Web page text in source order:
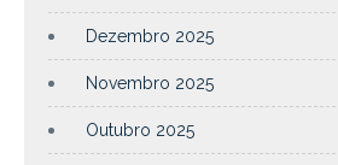
Dezembro 2025
Novembro 2025
Outubro 2025